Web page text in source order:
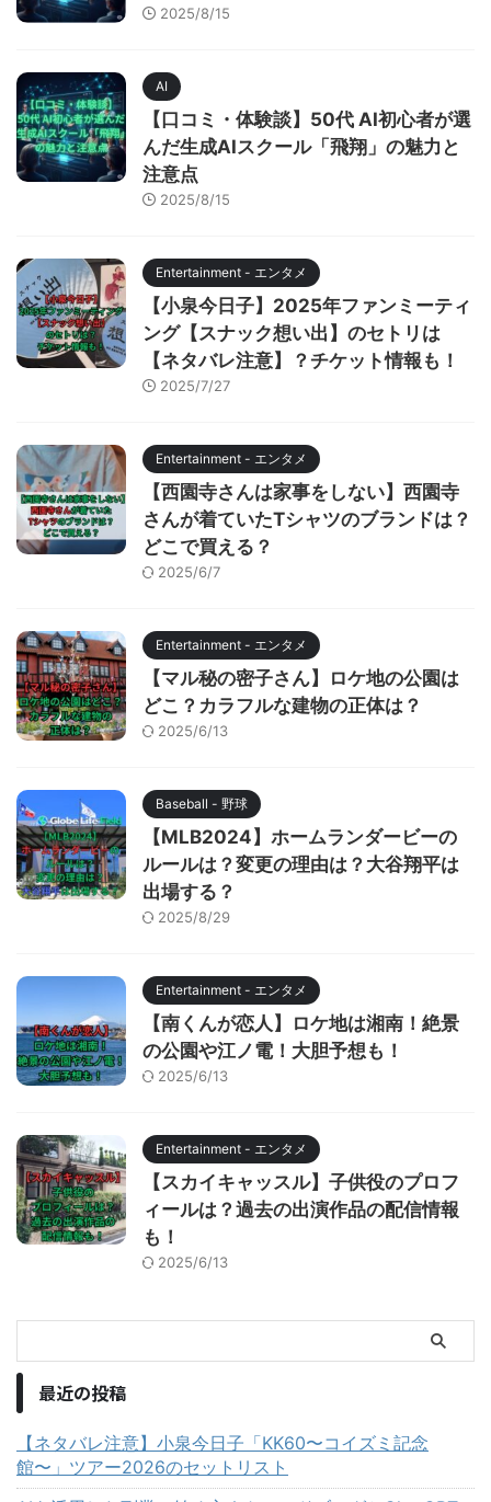
2025/8/15
AI
【口コミ・体験談】50代 AI初心者が選
んだ生成AIスクール「飛翔」の魅力と
注意点
2025/8/15
Entertainment - エンタメ
【小泉今日子】2025年ファンミーティ
ング【スナック想い出】のセトリは
【ネタバレ注意】？チケット情報も！
2025/7/27
Entertainment - エンタメ
【西園寺さんは家事をしない】西園寺
さんが着ていたTシャツのブランドは？
どこで買える？
2025/6/7
Entertainment - エンタメ
【マル秘の密子さん】ロケ地の公園は
どこ？カラフルな建物の正体は？
2025/6/13
Baseball - 野球
【MLB2024】ホームランダービーの
ルールは？変更の理由は？大谷翔平は
出場する？
2025/8/29
Entertainment - エンタメ
【南くんが恋人】ロケ地は湘南！絶景
の公園や江ノ電！大胆予想も！
2025/6/13
Entertainment - エンタメ
【スカイキャッスル】子供役のプロフ
ィールは？過去の出演作品の配信情報
も！
2025/6/13
最近の投稿
【ネタバレ注意】小泉今日子「KK60〜コイズミ記念
館〜」ツアー2026のセットリスト